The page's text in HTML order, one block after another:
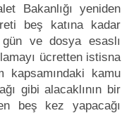
Bakanlığı yeniden
beş katına kadar
ve dosya esaslı
ücretten istisna
kapsamındaki kamu
gibi alacaklının bir
beş kez yapacağı